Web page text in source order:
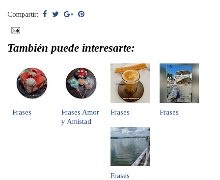
Compartir:
También puede interesarte:
Frases
Frases Amor
y Amistad
Frases Frases
Frases